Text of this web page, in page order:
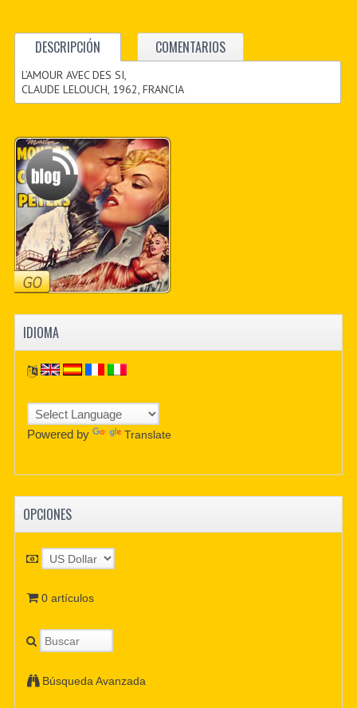
DESCRIPCIÓN COMENTARIOS
L’AMOUR AVEC DES SI,
CLAUDE LELOUCH, 1962, FRANCIA
IDIOMA
Powered by Translate
OPCIONES
0 artículos
Búsqueda Avanzada